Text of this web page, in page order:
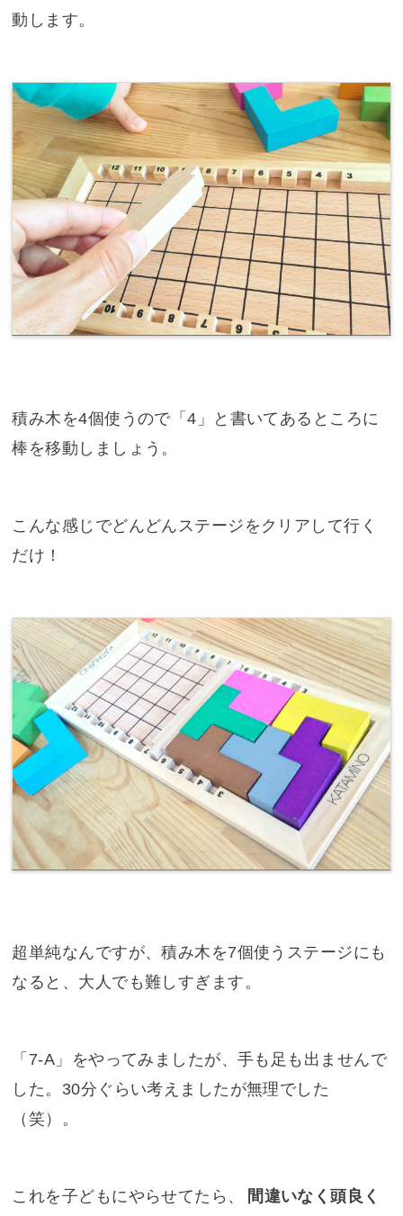
動します。
積み木を4個使うので「4」と書いてあるところに
棒を移動しましょう。
こんな感じでどんどんステージをクリアして行く
だけ！
超単純なんですが、積み木を7個使うステージにも
なると、大人でも難しすぎます。
「7-A」をやってみましたが、手も足も出ませんで
した。30分ぐらい考えましたが無理でした
（笑）。
これを子どもにやらせてたら、
間違いなく頭良く